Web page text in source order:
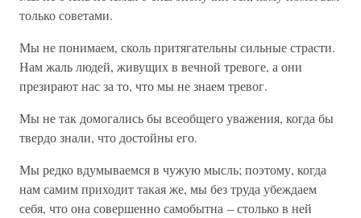
только советами.
Мы не понимаем, сколь притягательны сильные страсти.
Нам жаль людей, живущих в вечной тревоге, а они
презирают нас за то, что мы не знаем тревог.
Мы не так домогались бы всеобщего уважения, когда бы
твердо знали, что достойны его.
Мы редко вдумываемся в чужую мысль; поэтому, когда
нам самим приходит такая же, мы без труда убеждаем
себя, что она совершенно самобытна – столько в ней